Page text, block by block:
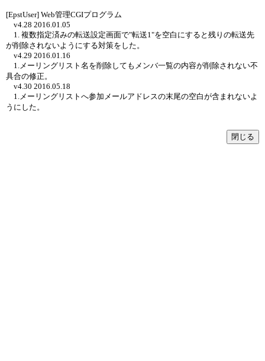
[EpstUser] Web管理CGIプログラム
v4.28 2016.01.05
1. 複数指定済みの転送設定画面で"転送1"を空白にすると残りの転送先
が削除されないようにする対策をした。
v4.29 2016.01.16
1.メーリングリスト名を削除してもメンバ一覧の内容が削除されない不
具合の修正。
v4.30 2016.05.18
1.メーリングリストへ参加メールアドレスの末尾の空白が含まれないよ
うにした。